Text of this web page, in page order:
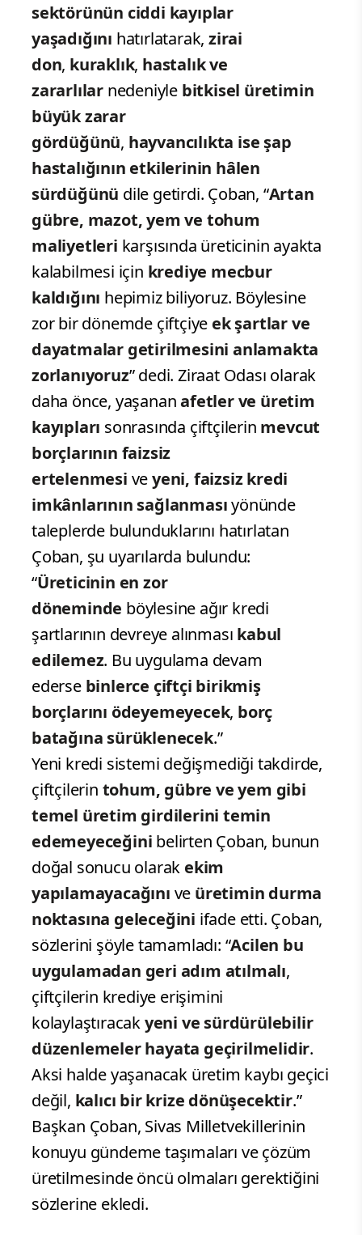
sektörünün ciddi kayıplar
yaşadığını hatırlatarak,zirai
don, kuraklık, hastalık ve
zararlılar nedeniyle bitkisel üretimin
büyük zarar
gördüğünü, hayvancılıkta ise şap
hastalığının etkilerinin hâlen
sürdüğünü dile getirdi. Çoban, “Artan
gübre, mazot, yem ve tohum
maliyetleri karşısında üreticinin ayakta
kalabilmesi için krediye mecbur
kaldığını hepimiz biliyoruz. Böylesine
zor bir dönemde çiftçiye ek şartlar ve
dayatmalar getirilmesini anlamakta
zorlanıyoruz” dedi. Ziraat Odası olarak
daha önce, yaşananafetler ve üretim
kayıpları sonrasında çiftçilerin mevcut
borçlarının faizsiz
ertelenmesi veyeni, faizsiz kredi
imkânlarının sağlanmasıyönünde
taleplerde bulunduklarını hatırlatan
Çoban, şu uyarılarda bulundu:
“Üreticinin en zor
döneminde böylesine ağır kredi
şartlarının devreye alınması kabul
edilemez. Bu uygulama devam
ederse binlerce çiftçi birikmiş
borçlarını ödeyemeyecek, borç
batağına sürüklenecek.”
Yeni kredi sistemi değişmediği takdirde,
çiftçilerin tohum, gübre ve yem gibi
temel üretim girdilerini temin
edemeyeceğini belirten Çoban, bunun
doğal sonucu olarak ekim
yapılamayacağını ve üretimin durma
noktasına geleceğini ifade etti. Çoban,
sözlerini şöyle tamamladı: “Acilen bu
uygulamadan geri adım atılmalı,
çiftçilerin krediye erişimini
kolaylaştıracakyeni ve sürdürülebilir
düzenlemeler hayata geçirilmelidir.
Aksi halde yaşanacak üretim kaybı geçici
değil, kalıcı bir krize dönüşecektir.”
Başkan Çoban, Sivas Milletvekillerinin
konuyu gündeme taşımaları ve çözüm
üretilmesinde öncü olmaları gerektiğini
sözlerine ekledi.